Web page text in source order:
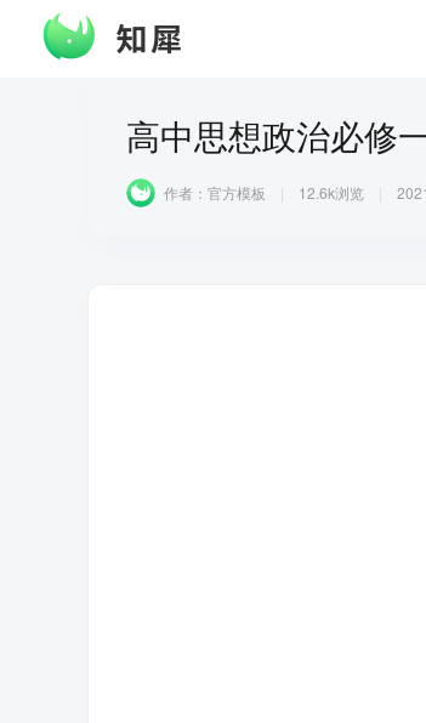
高中思想政治必修
作者：官方模板 | 12.6k浏览